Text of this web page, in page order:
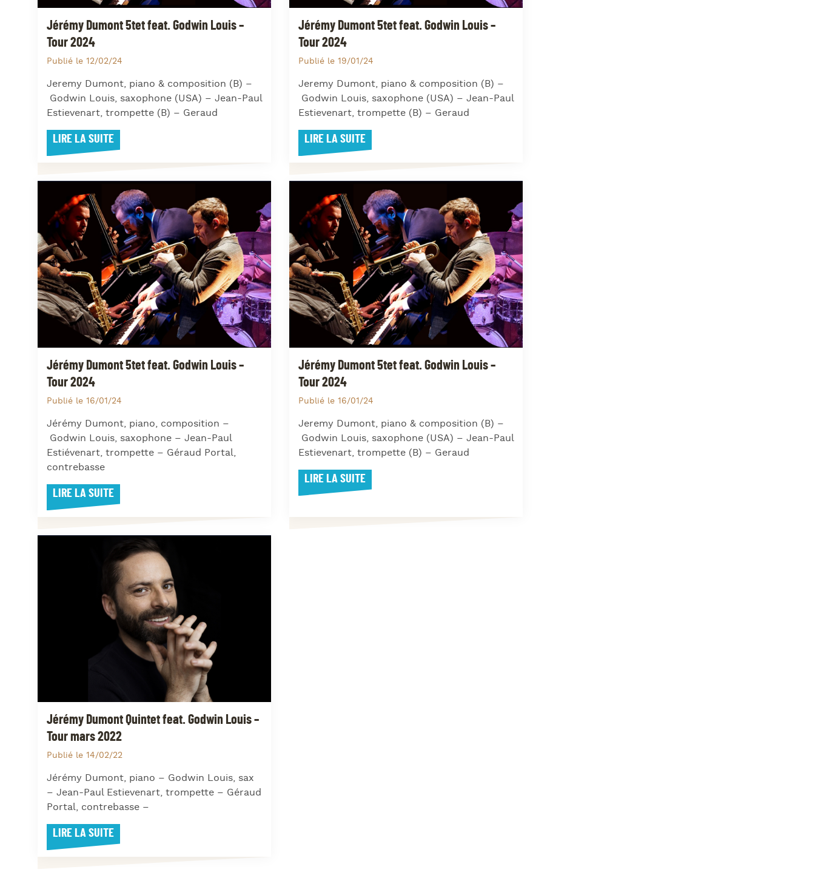
Jérémy Dumont 5tet feat. Godwin Louis –
Tour 2024
Publié le 12/02/24
Jeremy Dumont, piano & composition (B) –
Godwin Louis, saxophone (USA) – Jean-Paul
Estievenart, trompette (B) – Geraud
LIRE LA SUITE
Jérémy Dumont 5tet feat. Godwin Louis –
Tour 2024
Publié le 19/01/24
Jeremy Dumont, piano & composition (B) –
Godwin Louis, saxophone (USA) – Jean-Paul
Estievenart, trompette (B) – Geraud
LIRE LA SUITE
Jérémy Dumont 5tet feat. Godwin Louis –
Tour 2024
Publié le 16/01/24
Jérémy Dumont, piano, composition –
Godwin Louis, saxophone – Jean-Paul
Estiévenart, trompette – Géraud Portal,
contrebasse
LIRE LA SUITE
Jérémy Dumont 5tet feat. Godwin Louis –
Tour 2024
Publié le 16/01/24
Jeremy Dumont, piano & composition (B) –
Godwin Louis, saxophone (USA) – Jean-Paul
Estievenart, trompette (B) – Geraud
LIRE LA SUITE
Jérémy Dumont Quintet feat. Godwin Louis –
Tour mars 2022
Publié le 14/02/22
Jérémy Dumont, piano – Godwin Louis, sax
– Jean-Paul Estievenart, trompette – Géraud
Portal, contrebasse –
LIRE LA SUITE